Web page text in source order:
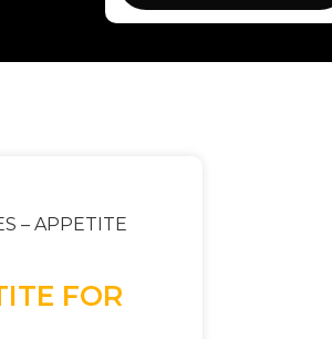
– APPETITE
FOR